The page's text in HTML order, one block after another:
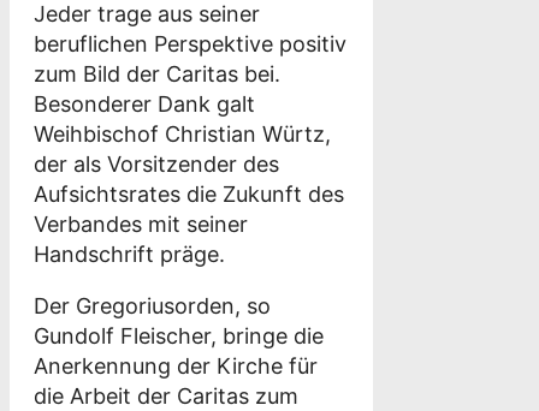
Jeder trage aus seiner
beruflichen Perspektive positiv
zum Bild der Caritas bei.
Besonderer Dank galt
Weihbischof Christian Würtz,
der als Vorsitzender des
Aufsichtsrates die Zukunft des
Verbandes mit seiner
Handschrift präge.
Der Gregoriusorden, so
Gundolf Fleischer, bringe die
Anerkennung der Kirche für
die Arbeit der Caritas zum